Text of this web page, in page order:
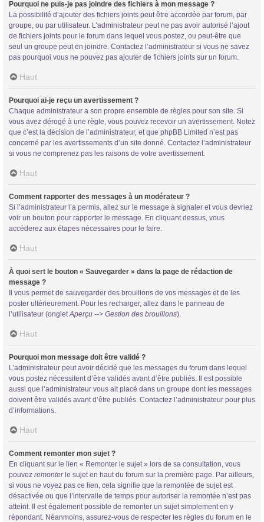
Pourquoi ne puis-je pas joindre des fichiers à mon message ?
La possibilité d’ajouter des fichiers joints peut être accordée par forum, par
groupe, ou par utilisateur. L’administrateur peut ne pas avoir autorisé l’ajout
de fichiers joints pour le forum dans lequel vous postez, ou peut-être que
seul un groupe peut en joindre. Contactez l’administrateur si vous ne savez
pas pourquoi vous ne pouvez pas ajouter de fichiers joints sur un forum.
Haut
Pourquoi ai-je reçu un avertissement ?
Chaque administrateur a son propre ensemble de règles pour son site. Si
vous avez dérogé à une règle, vous pouvez recevoir un avertissement. Notez
que c’est la décision de l’administrateur, et que phpBB Limited n’est pas
concerné par les avertissements d’un site donné. Contactez l’administrateur
si vous ne comprenez pas les raisons de votre avertissement.
Haut
Comment rapporter des messages à un modérateur ?
Si l’administrateur l’a permis, allez sur le message à signaler et vous devriez
voir un bouton pour rapporter le message. En cliquant dessus, vous
accéderez aux étapes nécessaires pour le faire.
Haut
À quoi sert le bouton « Sauvegarder » dans la page de rédaction de
message ?
Il vous permet de sauvegarder des brouillons de vos messages et de les
poster ultérieurement. Pour les recharger, allez dans le panneau de
l’utilisateur (ongletAperçu --> Gestion des brouillons).
Haut
Pourquoi mon message doit être validé ?
L’administrateur peut avoir décidé que les messages du forum dans lequel
vous postez nécessitent d’être validés avant d’être publiés. Il est possible
aussi que l’administrateur vous ait placé dans un groupe dont les messages
doivent être validés avant d’être publiés. Contactez l’administrateur pour plus
d’informations.
Haut
Comment remonter mon sujet ?
En cliquant sur le lien « Remonter le sujet » lors de sa consultation, vous
pouvez remonterle sujet en haut du forum sur la première page. Par ailleurs,
si vous ne voyez pas ce lien, cela signifie que la remontée de sujet est
désactivée ou que l’intervalle de temps pour autoriser la remontée n’est pas
atteint. Il est également possible de remonter un sujet simplement en y
répondant. Néanmoins, assurez-vous de respecter les règles du forum en le